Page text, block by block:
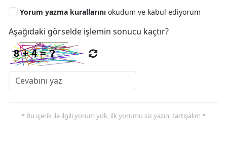
Yorum yazma kurallarını okudum ve kabul ediyorum
Aşağıdaki görselde işlemin sonucu kaçtır?
* Bu içerik ile ilgili yorum yok, ilk yorumu siz yazın, tartışalım *